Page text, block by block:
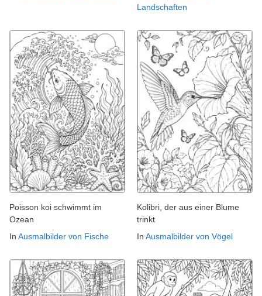
Landschaften
Poisson koi schwimmt im
Ozean
In Ausmalbilder von Fische
Kolibri, der aus einer Blume
trinkt
In Ausmalbilder von Vögel